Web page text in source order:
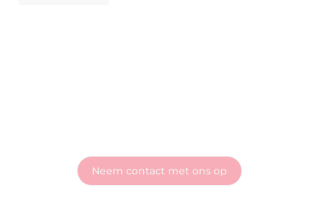
Neem contact met ons op